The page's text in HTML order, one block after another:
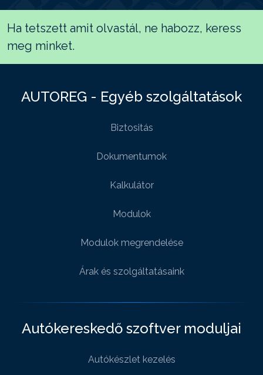
Ha tetszett amit olvastál, ne habozz, keress
meg minket.
AUTOREG - Egyéb szolgáltatások
Biztositás
Dokumentumok
Kalkulátor
Modulok
Modulok megrendelése
Árak és szolgáltatásaink
Autókereskedő szoftver moduljai
Autókészlet kezelés